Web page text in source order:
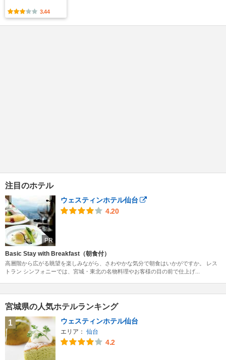
3.44
注目のホテル
PR
ウェスティンホテル仙台
4.20
Basic Stay with Breakfast（朝食付）
高層階から広がる眺望を楽しみながら、さわやかな気分で朝食はいかがですか。 レス
トラン シンフォニーでは、宮城・東北の名物料理やお客様の目の前で仕上げ...
宮城県の人気ホテルランキング
1
ウェスティンホテル仙台
エリア： 仙台
4.2